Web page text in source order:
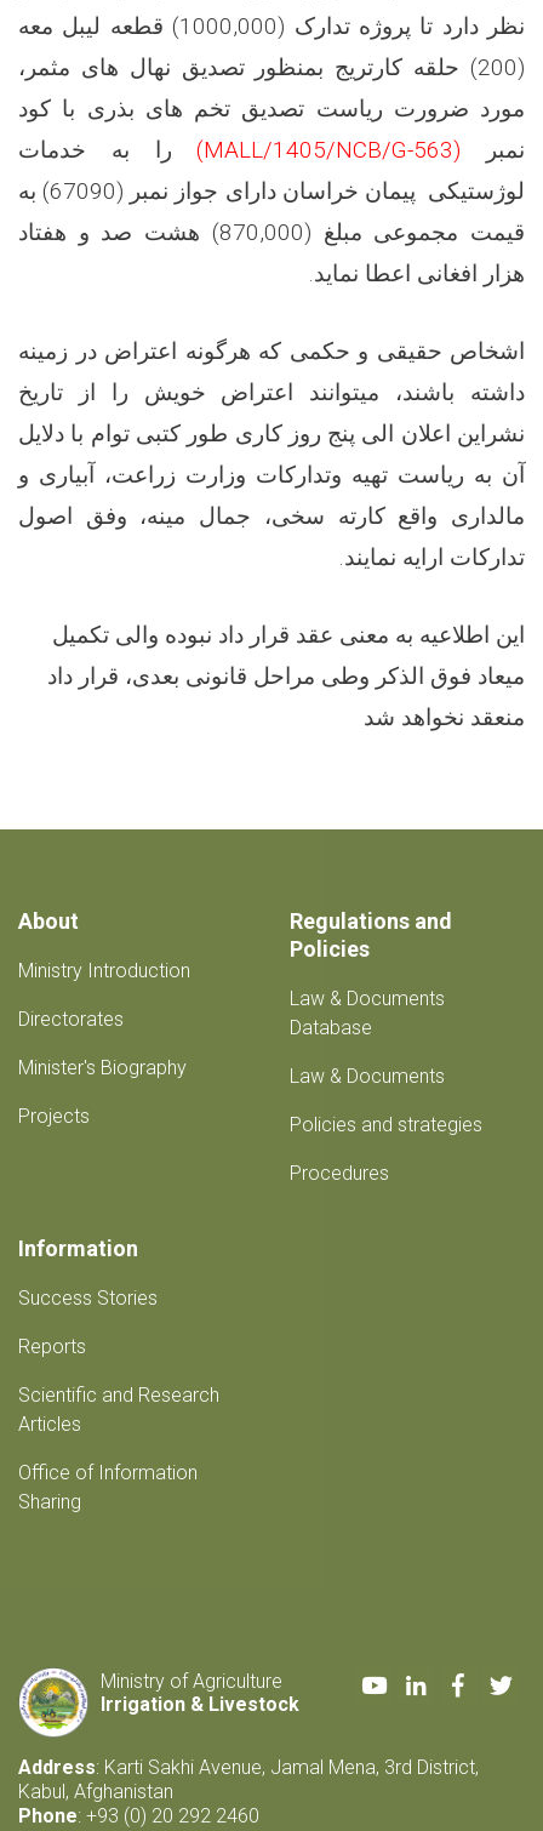
نظر دارد تا پروژه تدارک (1000,000) قطعه لیبل معه
(200) حلقه کارتریج بمنظور تصدیق نهال های مثمر،
مورد ضرورت ریاست تصدیق تخم های بذری با کود
نمبر (MALL/1405/NCB/G-563)
را به خدمات
لوژستیکی پیمان خراسان دارای جواز نمبر (67090) به
قیمت مجموعی مبلغ (870,000) هشت صد و هفتاد
هزار افغانی اعطا نماید.
اشخاص حقیقی و حکمی که هرگونه اعتراض در زمینه
داشته باشند، میتوانند اعتراض خویش را از تاریخ
نشراین اعلان الی پنج روز کاری طور کتبی توام با دلایل
آن به ریاست تهیه وتدارکات وزارت زراعت، آبیاری و
مالداری واقع کارته سخی، جمال مینه، وفق اصول
تدارکات ارایه نمایند.
این اطلاعیه به معنی عقد قرار داد نبوده والی تکمیل
میعاد فوق الذکر وطی مراحل قانونی بعدی، قرار داد
منعقد نخواهد شد
About
Ministry Introduction
Directorates
Minister's Biography
Projects
Regulations and
Policies
Law & Documents
Database
Law & Documents
Policies and strategies
Procedures
Information
Success Stories
Reports
Scientific and Research
Articles
Office of Information
Sharing
Ministry of Agriculture
Irrigation & Livestock
YoutubeLinkedIn
Address: Karti Sakhi Avenue, Jamal Mena, 3rd District,
Kabul, Afghanistan
Phone: +93 (0) 20 292 2460